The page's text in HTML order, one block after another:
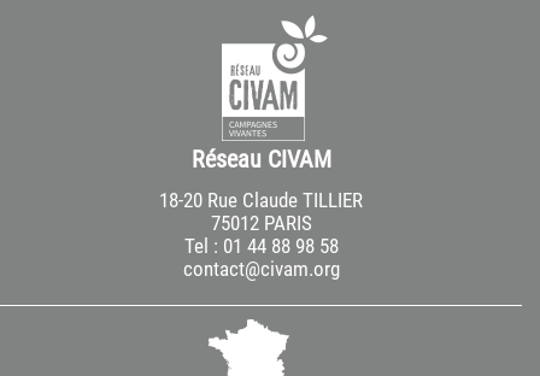
Réseau CIVAM
18-20 Rue Claude TILLIER
75012 PARIS
Tel : 01 44 88 98 58
contact@civam.org